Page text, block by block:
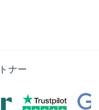
ナー